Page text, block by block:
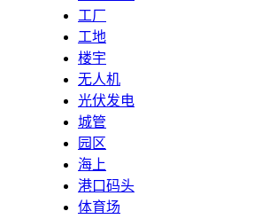
工厂
工地
楼宇
无人机
光伏发电
城管
园区
海上
港口码头
体育场